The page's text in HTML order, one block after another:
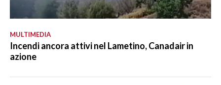
MULTIMEDIA
Incendi ancora attivi nel Lametino, Canadair in
azione